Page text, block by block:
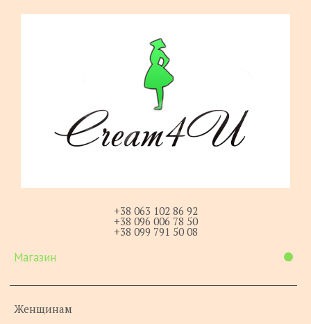
+38 063 102 86 92
+38 096 006 78 50
+38 099 791 50 08
Магазин
Женщинам